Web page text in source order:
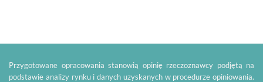
Przygotowane opracowania stanowią opinię rzeczoznawcy podjętą na
podstawie analizy rynku i danych uzyskanych w procedurze opiniowania.